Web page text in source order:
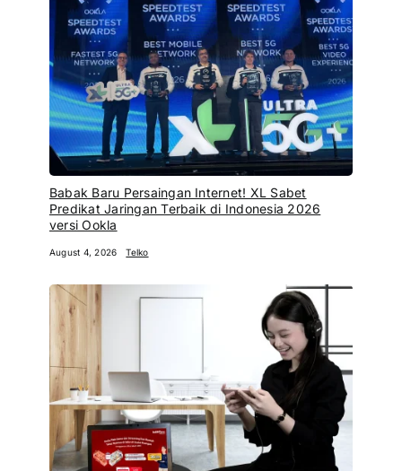
Babak Baru Persaingan Internet! XL Sabet
Predikat Jaringan Terbaik di Indonesia 2026
versi Ookla
August 4, 2026 Telko